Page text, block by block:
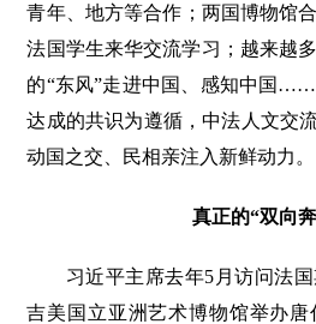
青年、地方等合作；两国博物馆
法国学生来华交流学习；越来越
的“东风”走进中国、感知中国
达成的共识为遵循，中法人文交
动国之交、民相亲注入新鲜动力。
真正的“双向
习近平主席去年5月访问法国
吉美国立亚洲艺术博物馆举办